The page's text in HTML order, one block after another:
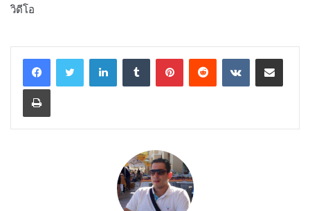
วิดีโอ
LinkedInTumblr PinterestReddit VKontakteShare via Email
Print